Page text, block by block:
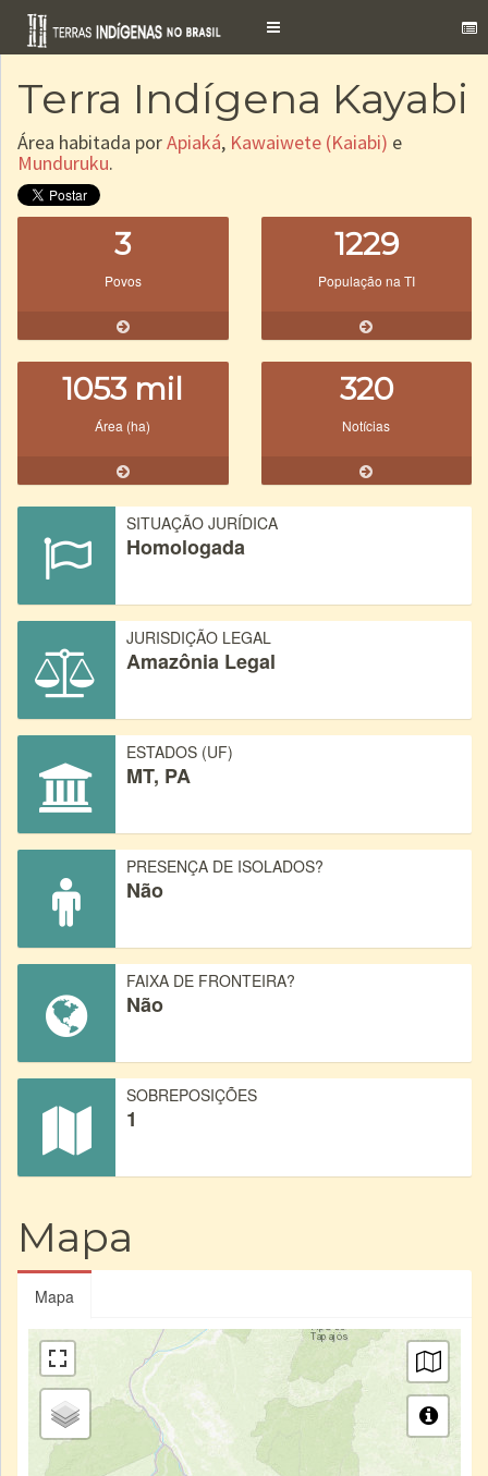
Toggle
Terra Indígena Kayabi
Área habitada porApiaká, Kawaiwete (Kaiabi) e
Munduruku.
3
Povos
1229
População na TI
1053 mil
Área (ha)
320
Notícias
SITUAÇÃO JURÍDICA
Homologada
JURISDIÇÃO LEGAL
Amazônia Legal
ESTADOS (UF)
MT, PA
PRESENÇA DE ISOLADOS?
Não
FAIXA DE FRONTEIRA?
Não
SOBREPOSIÇÕES
1
Mapa
Mapa